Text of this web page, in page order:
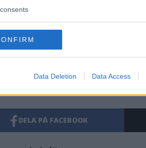
Data Deletion Data Access
artikel
Mozarts Requiem
DELA PÅ FACEBOOK